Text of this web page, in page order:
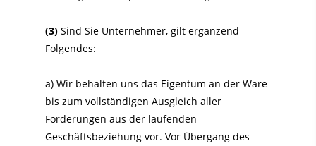
(3) Sind Sie Unternehmer, gilt ergänzend
Folgendes:
a) Wir behalten uns das Eigentum an der Ware
bis zum vollständigen Ausgleich aller
Forderungen aus der laufenden
Geschäftsbeziehung vor. Vor Übergang des